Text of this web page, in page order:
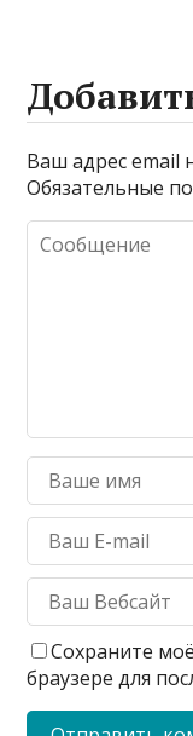
Ваш адрес email
Обязательные
Сохраните
браузере для